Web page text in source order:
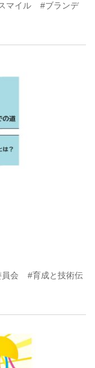
マイル
#ブランデ
会
#育成と技術伝